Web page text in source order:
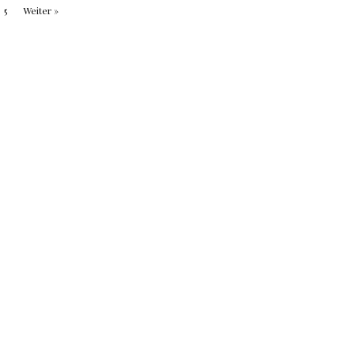
5 Weiter »